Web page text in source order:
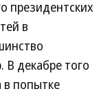
президентских
в
В декабре того
попытке